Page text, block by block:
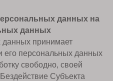
данных на
данных
данных принимает
его персональных данных
свободно, своей
Субъекта